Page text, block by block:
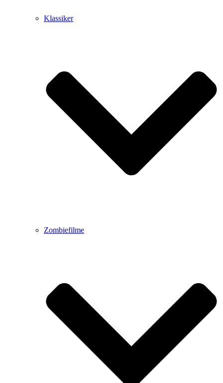
Klassiker
Zombiefilme